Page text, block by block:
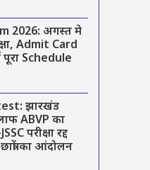
2026: अगस्त मे
Admit Card
पूरा Schedule
झारखंड
ABVP का
परीक्षा रद्द
का आंदोलन